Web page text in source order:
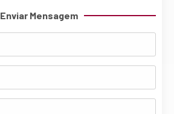
Enviar Mensagem